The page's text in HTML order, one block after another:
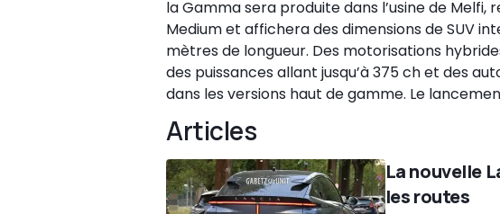
la Gamma sera produite dans l’usine de Melfi,
Medium et affichera des dimensions de SUV
mètres de longueur. Des motorisations
des puissances allant jusqu’à 375 ch et des
dans les versions haut de gamme. Le
Articles
La nouvelle
les routes